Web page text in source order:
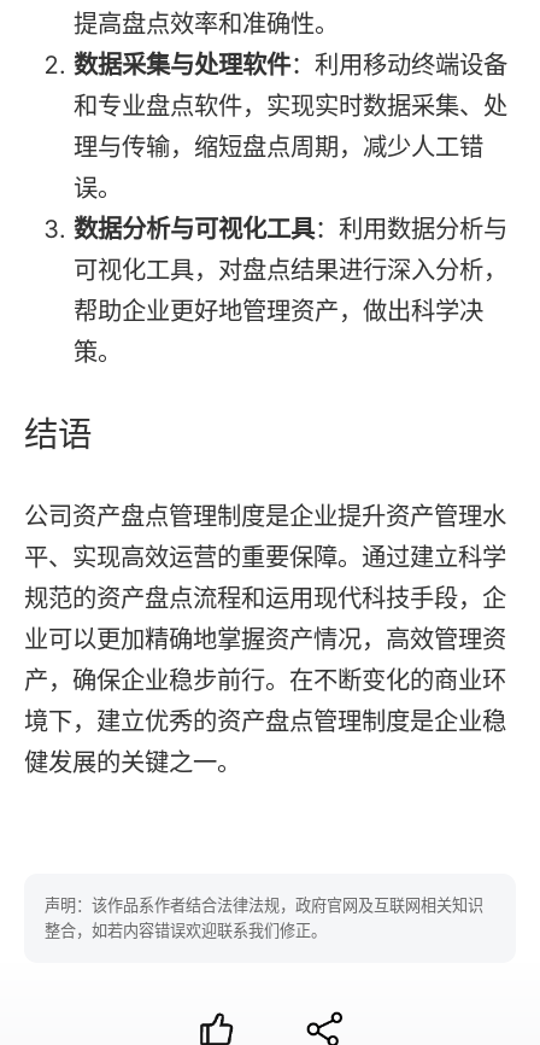
提高盘点效率和准确性。
数据采集与处理软件：利用移动终端设备
和专业盘点软件，实现实时数据采集、处
理与传输，缩短盘点周期，减少人工错
误。
数据分析与可视化工具：利用数据分析与
可视化工具，对盘点结果进行深入分析，
帮助企业更好地管理资产，做出科学决
策。
结语
公司资产盘点管理制度是企业提升资产管理水
平、实现高效运营的重要保障。通过建立科学
规范的资产盘点流程和运用现代科技手段，企
业可以更加精确地掌握资产情况，高效管理资
产，确保企业稳步前行。在不断变化的商业环
境下，建立优秀的资产盘点管理制度是企业稳
健发展的关键之一。
声明：该作品系作者结合法律法规，政府官网及互联网相关知识
整合，如若内容错误欢迎联系我们修正。